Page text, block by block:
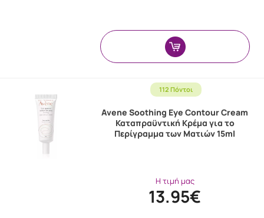
112 Πόντοι
Avene Soothing Eye Contour Cream
Καταπραϋντική Κρέμα για το
Περίγραμμα των Ματιών 15ml
Η τιμή μας
13.95€